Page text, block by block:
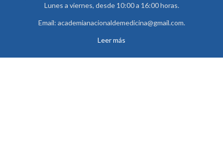
Lunes a viernes, desde 10:00 a 16:00 horas.
Email: academianacionaldemedicina@gmail.com.
Leer más